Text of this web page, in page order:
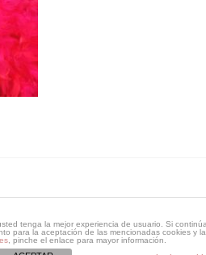
- Calle de la Reina, 9 28004 Madrid -
tenga la mejor experiencia de usuario. Si
para la aceptación de las mencionadas cookies y la
, pinche el enlace para mayor información.